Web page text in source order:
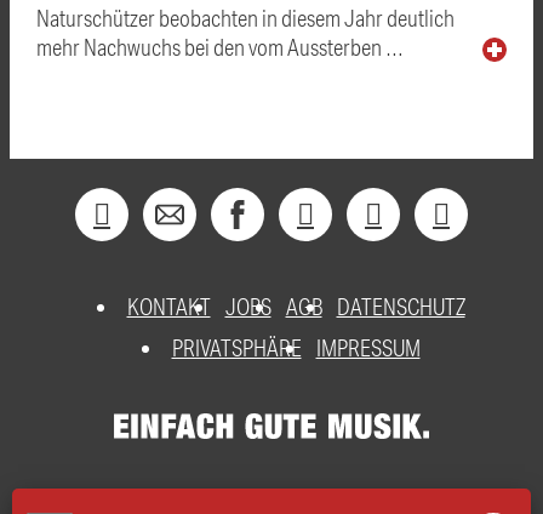
Naturschützer beobachten in diesem Jahr deutlich
mehr Nachwuchs bei den vom Aussterben …
KONTAKT JOBS AGB DATENSCHUTZ
PRIVATSPHÄRE
IMPRESSUM